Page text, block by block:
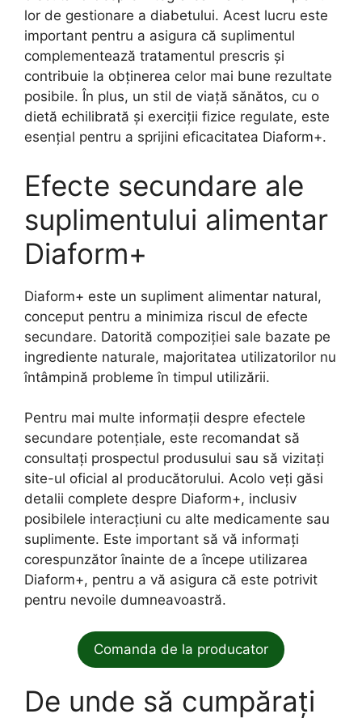
lor de gestionare a diabetului. Acest lucru este
important pentru a asigura că suplimentul
complementează tratamentul prescris și
contribuie la obținerea celor mai bune rezultate
posibile. În plus, un stil de viață sănătos, cu o
dietă echilibrată și exerciții fizice regulate, este
esențial pentru a sprijini eficacitatea Diaform+.
Efecte secundare ale
suplimentului alimentar
Diaform+
Diaform+ este un supliment alimentar natural,
conceput pentru a minimiza riscul de efecte
secundare. Datorită compoziției sale bazate pe
ingrediente naturale, majoritatea utilizatorilor nu
întâmpină probleme în timpul utilizării.
Pentru mai multe informații despre efectele
secundare potențiale, este recomandat să
consultați prospectul produsului sau să vizitați
site-ul oficial al producătorului. Acolo veți găsi
detalii complete despre Diaform+, inclusiv
posibilele interacțiuni cu alte medicamente sau
suplimente. Este important să vă informați
corespunzător înainte de a începe utilizarea
Diaform+, pentru a vă asigura că este potrivit
pentru nevoile dumneavoastră.
Comanda de la producator
De unde să cumpărați